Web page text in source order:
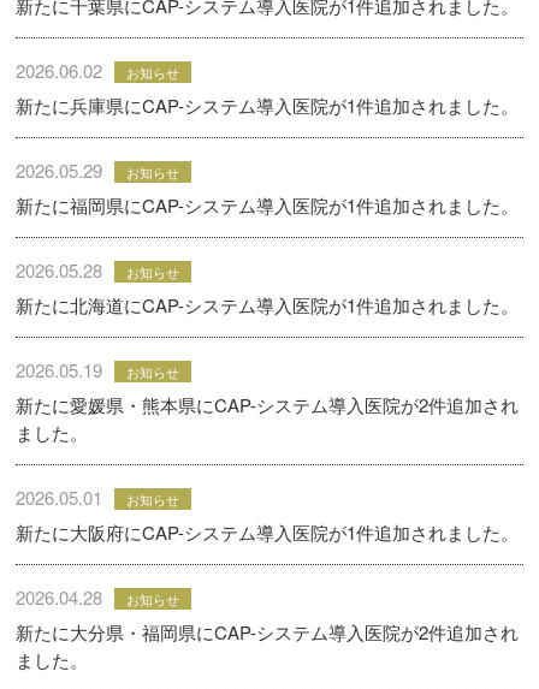
2026.06.02 お知らせ
新たに兵庫県にCAP-システム導入医院が1件追加されました。
2026.05.29 お知らせ
新たに福岡県にCAP-システム導入医院が1件追加されました。
2026.05.28 お知らせ
新たに北海道にCAP-システム導入医院が1件追加されました。
2026.05.19 お知らせ
新たに愛媛県・熊本県にCAP-システム導入医院が2件追加され
ました。
2026.05.01 お知らせ
新たに大阪府にCAP-システム導入医院が1件追加されました。
2026.04.28 お知らせ
新たに大分県・福岡県にCAP-システム導入医院が2件追加され
ました。